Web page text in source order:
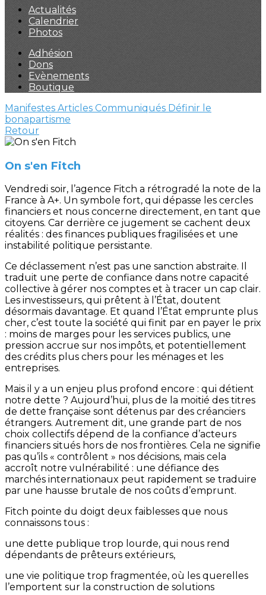
Actualités
Calendrier
Photos
Adhésion
Dons
Evènements
Boutique
Manifestes Articles Communiqués Définir le
bonapartisme
Retour
On s'en Fitch
Vendredi soir, l’agence Fitch a rétrogradé la note de la
France à A+. Un symbole fort, qui dépasse les cercles
financiers et nous concerne directement, en tant que
citoyens. Car derrière ce jugement se cachent deux
réalités : des finances publiques fragilisées et une
instabilité politique persistante.
Ce déclassement n’est pas une sanction abstraite. Il
traduit une perte de confiance dans notre capacité
collective à gérer nos comptes et à tracer un cap clair.
Les investisseurs, qui prêtent à l’État, doutent
désormais davantage. Et quand l’État emprunte plus
cher, c’est toute la société qui finit par en payer le prix
: moins de marges pour les services publics, une
pression accrue sur nos impôts, et potentiellement
des crédits plus chers pour les ménages et les
entreprises.
Mais il y a un enjeu plus profond encore : qui détient
notre dette ? Aujourd’hui, plus de la moitié des titres
de dette française sont détenus par des créanciers
étrangers. Autrement dit, une grande part de nos
choix collectifs dépend de la confiance d’acteurs
financiers situés hors de nos frontières. Cela ne signifie
pas qu’ils « contrôlent » nos décisions, mais cela
accroît notre vulnérabilité : une défiance des
marchés internationaux peut rapidement se traduire
par une hausse brutale de nos coûts d’emprunt.
Fitch pointe du doigt deux faiblesses que nous
connaissons tous :
une dette publique trop lourde, qui nous rend
dépendants de prêteurs extérieurs,
une vie politique trop fragmentée, où les querelles
l’emportent sur la construction de solutions